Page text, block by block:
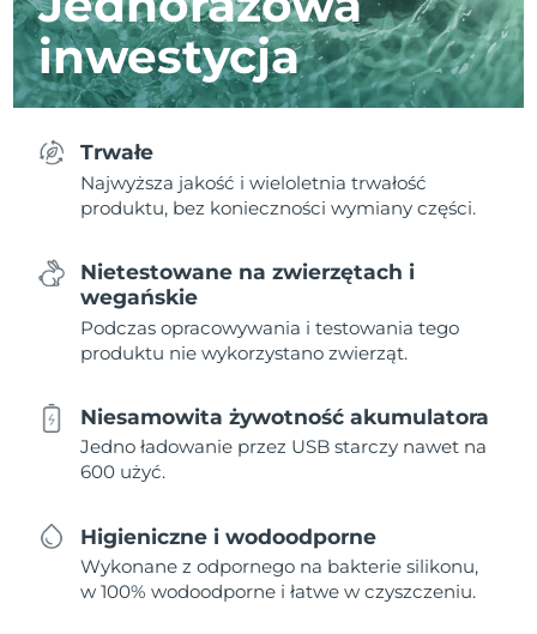
inwestycja
Trwałe
Najwyższa jakość i wieloletnia trwałość
produktu, bez konieczności wymiany części.
Nietestowane na zwierzętach i
wegańskie
Podczas opracowywania i testowania tego
produktu nie wykorzystano zwierząt.
Niesamowita żywotność akumulatora
Jedno ładowanie przez USB starczy nawet na
600 użyć.
Higieniczne i wodoodporne
Wykonane z odpornego na bakterie silikonu,
w 100% wodoodporne i łatwe w czyszczeniu.